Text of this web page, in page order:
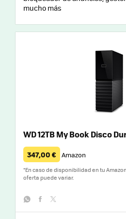
mucho más
WD 12TB My Book Disco
347,00 € Amazon
*En caso de disponibilidad en tu
oferta puede variar.